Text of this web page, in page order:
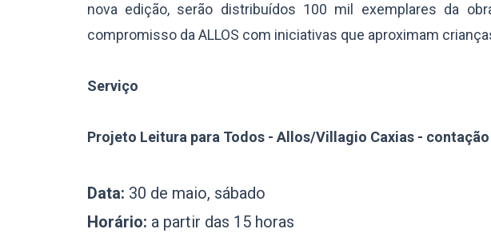
nova edição, serão distribuídos 100 mil exemplares da
compromisso da ALLOS com iniciativas que aproximam
Serviço
Projeto Leitura para Todos - Allos/Villagio Caxias -
Data: 30 de maio, sábado
Horário: a partir das 15 horas